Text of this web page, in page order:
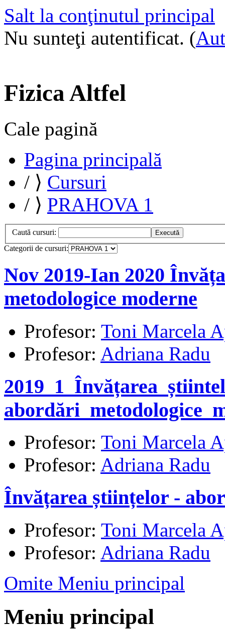
Salt la conţinutul principal
Nu sunteţi autentificat. (
Fizica Altfel
Cale pagină
Pagina principală
/ ⟩ Cursuri
/ ⟩ PRAHOVA 1
Caută cursuri:
Categorii de cursuri:
Nov 2019-Ian 2020
metodologice moderne
Profesor: Toni Marcela
Profesor: Adriana Radu
Profesor: Toni Marcela
Profesor: Adriana Radu
Învățarea științelor -
Profesor: Toni Marcela
Profesor: Adriana Radu
Omite Meniu principal
Meniu principal